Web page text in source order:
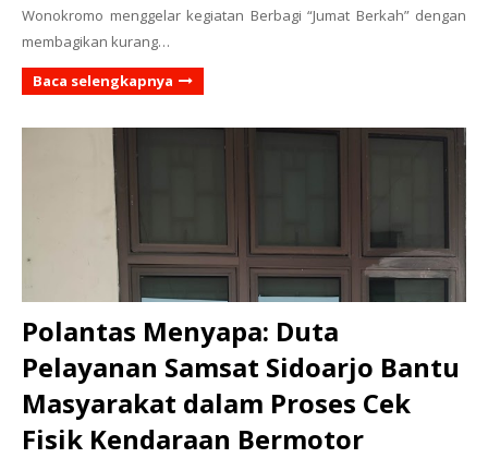
Wonokromo menggelar kegiatan Berbagi “Jumat Berkah” dengan
membagikan kurang…
Baca selengkapnya
Polantas Menyapa: Duta
Pelayanan Samsat Sidoarjo Bantu
Masyarakat dalam Proses Cek
Fisik Kendaraan Bermotor